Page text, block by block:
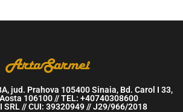
jud. Prahova 105400 Sinaia, Bd. Carol I 33,
106100 // TEL: +40740308600
SRL // CUI: 39320949 // J29/966/2018